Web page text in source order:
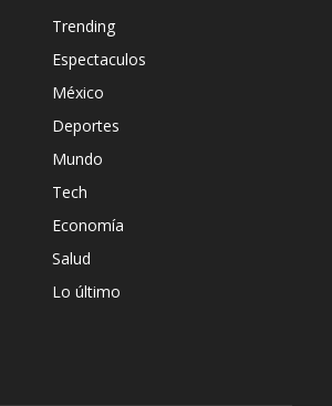
Trending
Espectaculos
México
Deportes
Mundo
Tech
Economía
Salud
Lo último